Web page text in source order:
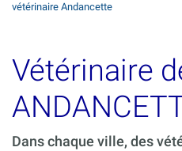
vétérinaire Andancette
Vétérinaire
Dans chaque ville, des